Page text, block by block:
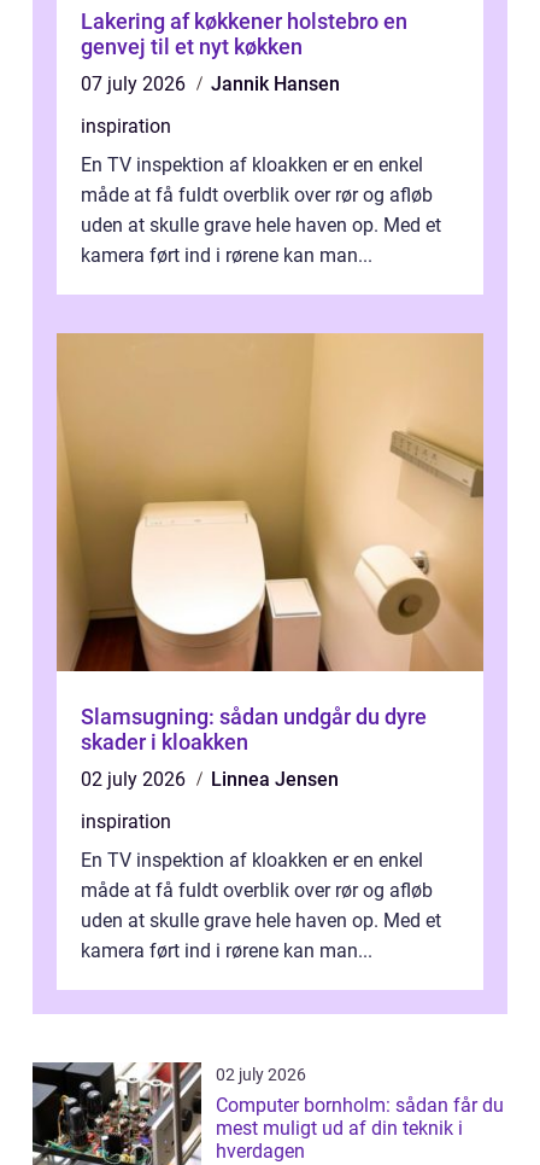
Lakering af køkkener holstebro en
genvej til et nyt køkken
07 july 2026
Jannik Hansen
inspiration
En TV inspektion af kloakken er en enkel
måde at få fuldt overblik over rør og afløb
uden at skulle grave hele haven op. Med et
kamera ført ind i rørene kan man...
Slamsugning: sådan undgår du dyre
skader i kloakken
02 july 2026
Linnea Jensen
inspiration
En TV inspektion af kloakken er en enkel
måde at få fuldt overblik over rør og afløb
uden at skulle grave hele haven op. Med et
kamera ført ind i rørene kan man...
02 july 2026
Computer bornholm: sådan får du
mest muligt ud af din teknik i
hverdagen